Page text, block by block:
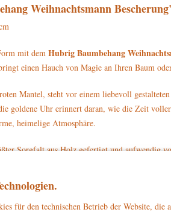
Weihnachtsmann
mit dem Hubrig Baumbehang
einen Hauch von Magie an Ihren Baum
Mantel, steht vor einem liebevoll
goldene Uhr erinnert daran, wie die Zeit
heimelige Atmosphäre.
Sorgfalt aus Holz gefertigt und aufwendig
oder als dekoratives Element in
der Prägung „Original Hubrig“ garantiert die
für den technischen Betrieb der Website,